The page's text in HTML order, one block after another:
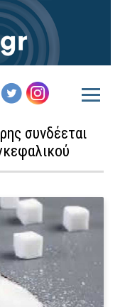
συνδέεται